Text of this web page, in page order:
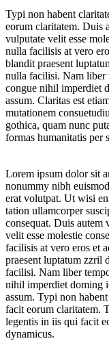
Typi non habent
eorum claritatem. Duis
vulputate velit esse
nulla facilisis at vero
blandit praesent
nulla facilisi. Nam liber
congue nihil imperdiet
assum. Claritas est
mutationem
gothica, quam nunc
formas humanitatis per
Lorem ipsum dolor sit
nonummy nibh
erat volutpat. Ut wisi
tation ullamcorper
consequat. Duis
velit esse molestie
facilisis at vero eros et
praesent luptatum zzril
facilisi. Nam liber
nihil imperdiet doming
assum. Typi non
facit eorum claritatem.
legentis in iis qui facit
dynamicus.